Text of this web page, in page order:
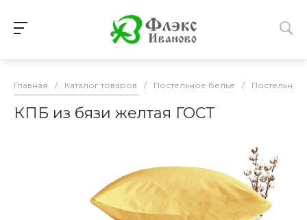
Главная / Каталог товаров / Постельное белье /
КПБ из бязи желтая ГОСТ